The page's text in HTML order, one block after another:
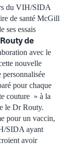
du VIH/SIDA
de santé McGill
ses essais
de
avec le
nouvelle
pour chaque
couture » à la
le Dr Routy.
pour un vaccin,
SIDA ayant
avoir